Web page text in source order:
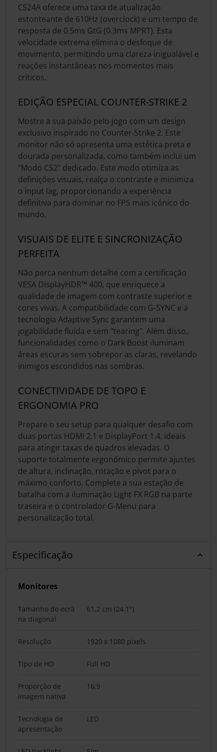
CS24A oferece uma taxa de atualização
estonteante de 610Hz (overclock) e um tempo de
resposta de 0.5ms GtG (0.3ms MPRT). Esta
velocidade extrema elimina o desfoque de
movimento, permitindo uma clareza inigualável e
reações instantâneas nos momentos mais
críticos.
EDIÇÃO ESPECIAL COUNTER-STRIKE 2
Mostre a sua paixão pelo jogo com um design
exclusivo inspirado no Counter-Strike 2. Este
monitor não só apresenta uma estética preta e
dourada personalizada, como também inclui um
"Modo CS2" dedicado. Este modo otimiza as
definições visuais, realça o contraste e minimiza
o input lag, proporcionando a experiência
definitiva para dominar no FPS mais icónico do
mundo.
VISUAIS DE ELITE E SINCRONIZAÇÃO
PERFEITA
Não perca nenhum detalhe com a certificação
VESA DisplayHDR™ 400, que enriquece a
qualidade de imagem com contraste superior e
cores vivas. A compatibilidade com G-SYNC e a
tecnologia Adaptive Sync garantem uma
jogabilidade fluida e sem "tearing". Além disso,
funcionalidades como o Dark Boost iluminam
áreas escuras sem sobrepor as claras, revelando
inimigos escondidos nas sombras.
CONECTIVIDADE DE TOPO E
ERGONOMIA PRO
Prepare o seu setup para qualquer desafio com
duas portas HDMI 2.1 e DisplayPort 1.4, ideais
para atingir taxas de quadros elevadas. O
suporte totalmente ergonómico permite ajustes
de altura, inclinação, rotação e pivot para o
máximo conforto. Complete a sua estação de
batalha com a iluminação Light FX RGB na parte
traseira e o controlador G-Menu para
personalização total.
Especificação
Monitores
Tamanho do ecrã
na diagonal
61,2 cm (24.1")
Resolução 1920 x 1080 pixels
Tipo de HD Full HD
Proporção de
imagem nativa
16:9
Tecnologia de
apresentação
LED